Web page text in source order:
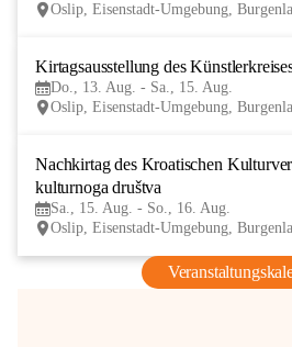
Oslip, Eisenstadt-Umgebung,
Kirtagsausstellung des
Do., 13. Aug. - Sa., 15. Aug.
Oslip, Eisenstadt-Umgebung,
Nachkirtag des Kroatischen
kulturnoga društva
Sa., 15. Aug. - So., 16. Aug.
Oslip, Eisenstadt-Umgebung,